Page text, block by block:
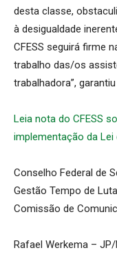
desta classe,
à desigualdade
CFESS seguirá firme
trabalho das/os
trabalhadora”,
Leia nota do CFESS
implementação da Lei
Conselho Federal de
Gestão Tempo de
Comissão de
Rafael Werkema –